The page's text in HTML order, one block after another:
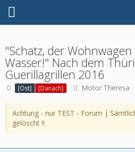
"Schatz, der
Wasser!" Nach dem
Guerillagrillen 2016
[Ost] [Danach] Motor.Theresa
Achtung - nur TEST - Forum |
gelöscht !!